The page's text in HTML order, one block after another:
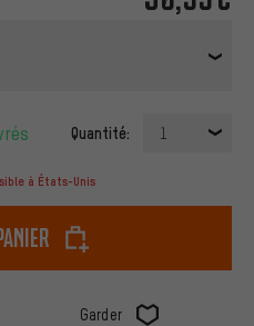
Quantité: 1
à États-Unis
Garder